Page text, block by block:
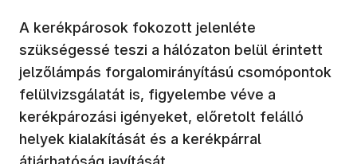
A kerékpárosok fokozott jelenléte
szükségessé teszi a hálózaton belül érintett
jelzőlámpás forgalomirányítású csomópontok
felülvizsgálatát is, figyelembe véve a
kerékpározási igényeket, előretolt felálló
helyek kialakítását és a kerékpárral